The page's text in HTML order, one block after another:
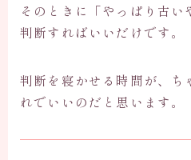
そのときに「やっぱり古い
判断すればいいだけです。
判断を寝かせる時間が、ち
れでいいのだと思います。